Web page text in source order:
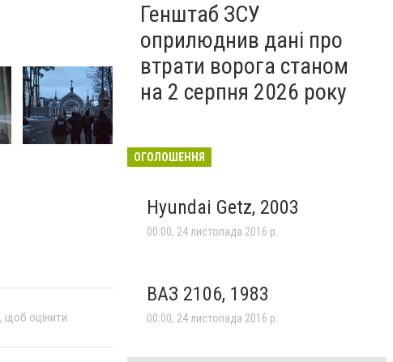
, щоб оцінити
Генштаб ЗСУ
оприлюднив дані про
втрати ворога станом
на 2 серпня 2026 року
ОГОЛОШЕННЯ
Hyundai Getz, 2003
00:00, 24 листопада 2016 р.
ВАЗ 2106, 1983
00:00, 24 листопада 2016 р.